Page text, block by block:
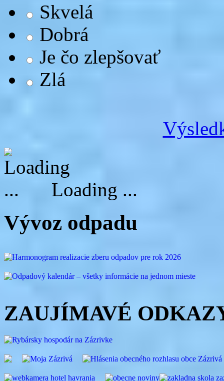
Skvelá
Dobrá
Je čo zlepšovať
Zlá
Loading ...
Vývoz odpadu
ZAUJÍMAVÉ